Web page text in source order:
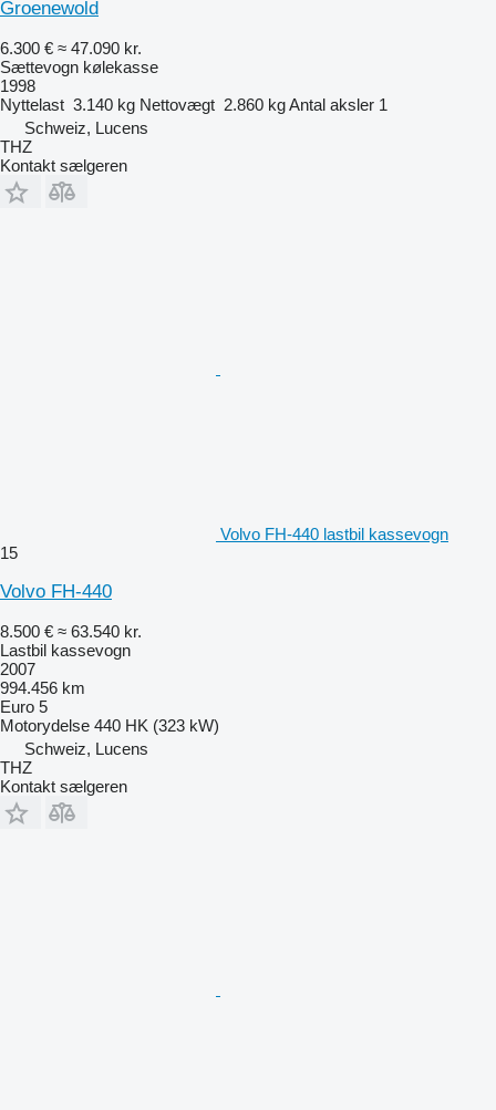
Groenewold
6.300 € ≈ 47.090 kr.
Sættevogn kølekasse
1998
Nyttelast 3.140 kg Nettovægt 2.860 kgAntal aksler 1
Schweiz, Lucens
THZ
Kontakt sælgeren
Volvo FH-440 lastbil kassevogn
15
Volvo FH-440
8.500 € ≈ 63.540 kr.
Lastbil kassevogn
2007
994.456 km
Euro 5
Motorydelse 440 HK (323 kW)
Schweiz, Lucens
THZ
Kontakt sælgeren